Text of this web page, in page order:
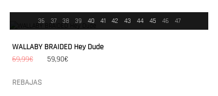
36 37 38 39 40 41 42 43 44 45 46 47
WALLABY BRAIDED Hey Dude
69,99€
59,90€
REBAJAS